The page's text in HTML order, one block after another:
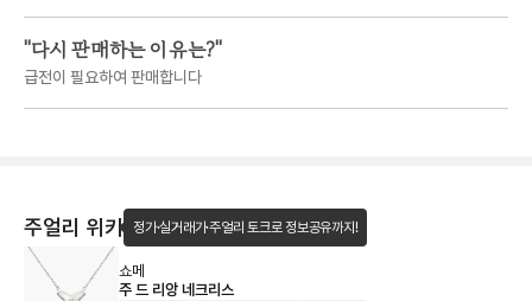
"다시 판매하는 이유는?"
급전이 필요하여 판매합니다
주얼리 위키 정가·실거래가·주얼리 토크로 정보공유까지!
쇼메
주 드 리앙 네크리스